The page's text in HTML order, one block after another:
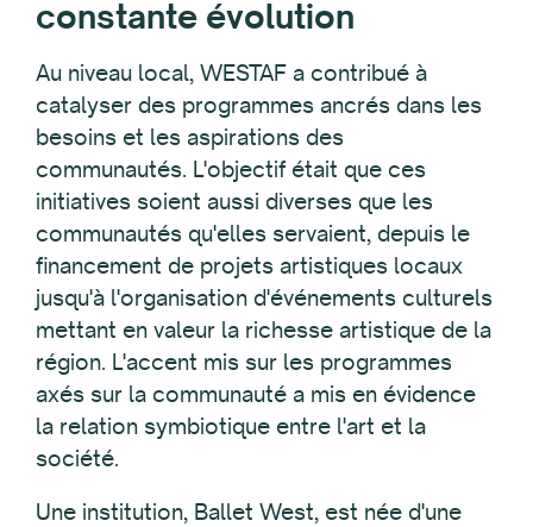
constante évolution
Au niveau local, WESTAF a contribué à
catalyser des programmes ancrés dans les
besoins et les aspirations des
communautés. L'objectif était que ces
initiatives soient aussi diverses que les
communautés qu'elles servaient, depuis le
financement de projets artistiques locaux
jusqu'à l'organisation d'événements culturels
mettant en valeur la richesse artistique de la
région. L'accent mis sur les programmes
axés sur la communauté a mis en évidence
la relation symbiotique entre l'art et la
société.
Une institution, Ballet West, est née d'une